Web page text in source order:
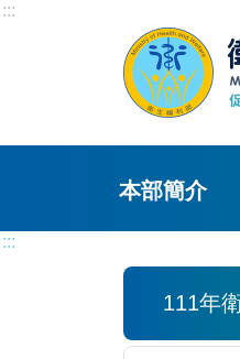
:::
本部簡介
:::
111年